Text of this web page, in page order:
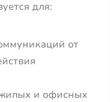
для:
от
жилых и офисных